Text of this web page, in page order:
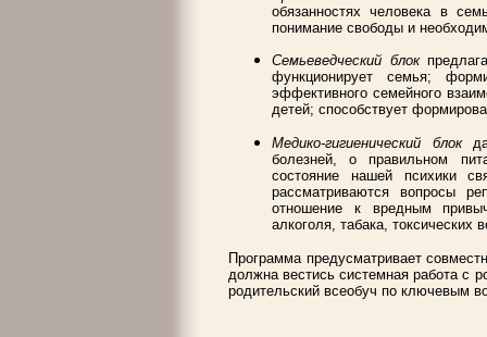
обязанностях человека в
понимание свободы и
Семьеведческий блок
функционирует семья;
эффективного семейного
детей; способствует
Медико-гигиенический блок
болезней, о правильном
состояние нашей психики
рассматриваются вопросы
отношение к вредным
алкоголя, табака, токсических
Программа предусматривает
должна вестись системная работа с
родительский всеобуч по ключевым